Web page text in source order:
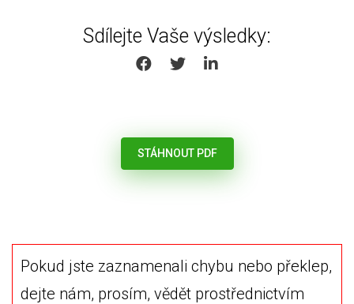
Sdílejte Vaše výsledky:
SHARE ON FACEBOOK
SHARE ON TWITTER
SHARE ON LINKEDIN
STÁHNOUT PDF
Pokud jste zaznamenali chybu nebo překlep,
dejte nám, prosím, vědět prostřednictvím